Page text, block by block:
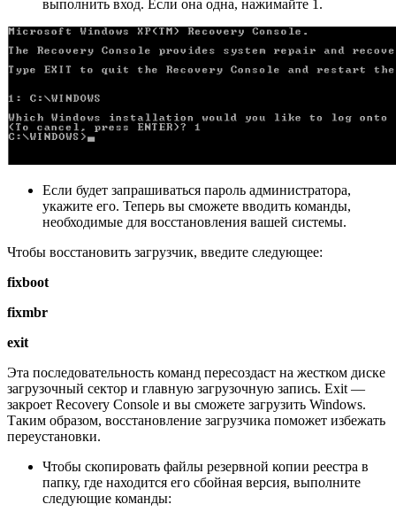
выполнить вход. Если она одна, нажимайте 1.
Если будет запрашиваться пароль администратора,
укажите его. Теперь вы сможете вводить команды,
необходимые для восстановления вашей системы.
Чтобы восстановить загрузчик, введите следующее:
fixboot
fixmbr
exit
Эта последовательность команд пересоздаст на жестком диске
загрузочный сектор и главную загрузочную запись. Exit —
закроет Recovery Console и вы сможете загрузить Windows.
Таким образом, восстановление загрузчика поможет избежать
переустановки.
Чтобы скопировать файлы резервной копии реестра в
папку, где находится его сбойная версия, выполните
следующие команды: